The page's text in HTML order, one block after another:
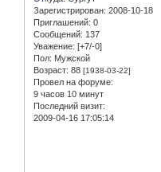
Зарегистрирован: 2008-10-18
Приглашений: 0
Сообщений: 137
Уважение: [+7/-0]
Пол: Мужской
Возраст: 88 [1938-03-22]
Провел на форуме:
9 часов 10 минут
Последний визит:
2009-04-16 17:05:14